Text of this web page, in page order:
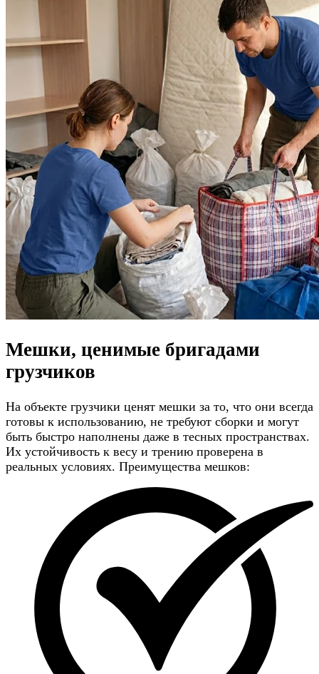
Мешки, ценимые бригадами
грузчиков
На объекте грузчики ценят мешки за то, что они всегда
готовы к использованию, не требуют сборки и могут
быть быстро наполнены даже в тесных пространствах.
Их устойчивость к весу и трению проверена в
реальных условиях. Преимущества мешков: